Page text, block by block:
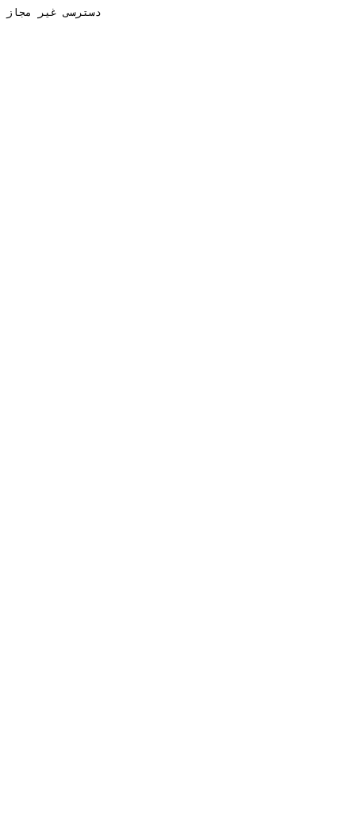
دسترسی غیر مجاز